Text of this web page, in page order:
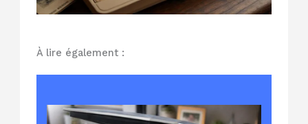
À lire également :